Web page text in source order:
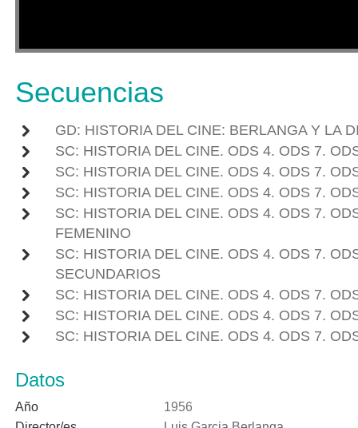
Secuencias
GD: HISTORIA DEL CINE: BERLANGA Y LA
SC: HISTORIA DEL CINE. ODS 4. ODS 7.
SC: HISTORIA DEL CINE. ODS 4. ODS 7.
SC: HISTORIA DEL CINE. ODS 4. ODS 7.
SC: HISTORIA DEL CINE. ODS 4. ODS 7.
FEMENINO
SC: HISTORIA DEL CINE. ODS 4. ODS 7.
SECUNDARIOS
SC: HISTORIA DEL CINE. ODS 4. ODS 7.
SC: HISTORIA DEL CINE. ODS 4. ODS 7.
SC: HISTORIA DEL CINE. ODS 4. ODS 7.
Datos
Año
1956